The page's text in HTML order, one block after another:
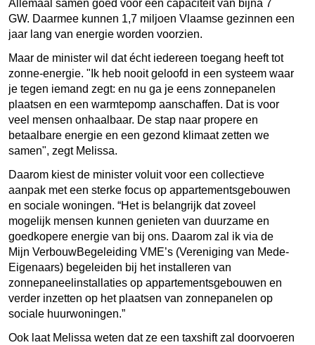
Allemaal samen goed voor een capaciteit van bijna 7
GW. Daarmee kunnen 1,7 miljoen Vlaamse gezinnen een
jaar lang van energie worden voorzien.
Maar de minister wil dat écht iedereen toegang heeft tot
zonne-energie. "Ik heb nooit geloofd in een systeem waar
je tegen iemand zegt: en nu ga je eens zonnepanelen
plaatsen en een warmtepomp aanschaffen. Dat is voor
veel mensen onhaalbaar. De stap naar propere en
betaalbare energie en een gezond klimaat zetten we
samen", zegt Melissa.
Daarom kiest de minister voluit voor een collectieve
aanpak met een sterke focus op appartementsgebouwen
en sociale woningen. “Het is belangrijk dat zoveel
mogelijk mensen kunnen genieten van duurzame en
goedkopere energie van bij ons. Daarom zal ik via de
Mijn VerbouwBegeleiding VME’s (Vereniging van Mede-
Eigenaars) begeleiden bij het installeren van
zonnepaneelinstallaties op appartementsgebouwen en
verder inzetten op het plaatsen van zonnepanelen op
sociale huurwoningen.”
Ook laat Melissa weten dat ze een taxshift zal doorvoeren